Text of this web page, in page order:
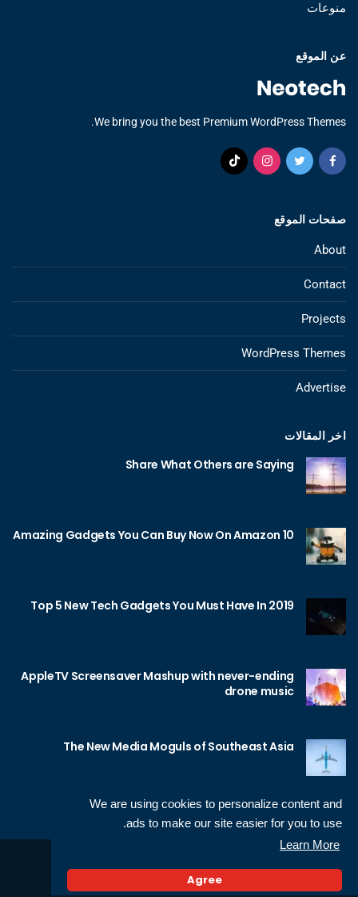
We are using cookies to personalize content and
ads to make our site easier for you to use.
Learn More
Agree
منوعات
عن الموقع
We bring you the best Premium WordPress Themes.
صفحات الموقع
About
Contact
Projects
WordPress Themes
Advertise
اخر المقالات
Share What Others are Saying
10 Amazing Gadgets You Can Buy Now On Amazon
Top 5 New Tech Gadgets You Must Have In 2019
AppleTV Screensaver Mashup with never-ending
drone music
The New Media Moguls of Southeast Asia
© 2026 Neotech, made by
Sameh Gamal